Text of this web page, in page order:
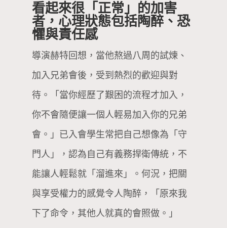
看起來很「正常」的加害
者，心理狀態包括陶醉、恐
懼與責任感
導演赫特回想，當他熬過八周的試煉、
加入兄弟會後，受到熱烈的歡迎與對
待。「當你經歷了艱困的流程才加入，
你不會隨便讓一個人輕易加入你的兄弟
會。」已入會學生常把自己想像為「守
門人」，認為自己有義務捍衛傳統，不
能讓人輕鬆就「溜進來」。何況，把關
與享受權力的感覺令人陶醉，「原來我
下了命令，其他人就真的會照做。」